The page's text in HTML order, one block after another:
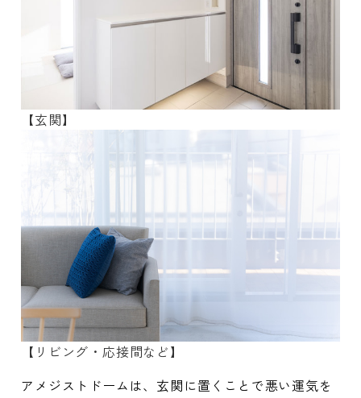
【玄関】
【リビング・応接間など】
アメジストドームは、玄関に置くことで悪い運気を